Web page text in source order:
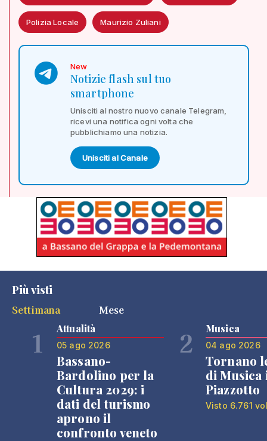
Polizia Locale Maurizio Zuliani
New
Notizie flash sul tuo
smartphone
Unisciti al nostro nuovo canale Telegram,
ricevi una notifica ogni volta che
pubblichiamo una notizia.
Unisciti al Canale
Più visti
Settimana
Mese
1 Attualità
05 ago 2026
Bassano-
Bardolino per la
Cultura 2029: i
dati del turismo
aprono il
confronto veneto
2 Musica
04 ago 2026
Tornano
di Musica
Piazzotto
Visto 6.761